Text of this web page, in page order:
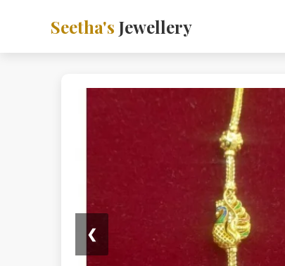
Seetha's Jewellery
❮